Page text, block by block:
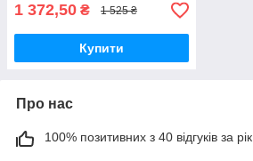
1 372,50 ₴ 1 525 ₴
Купити
Про нас
100% позитивних з 40 відгуків за рік